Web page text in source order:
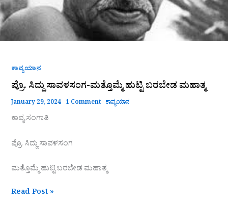
ಕಾವ್ಯಯಾನ
ಪ್ರೊ. ಸಿದ್ದು ಸಾವಳಸಂಗ-ಮತ್ತೊಮ್ಮೆ ಹುಟ್ಟಿ ಬರಬೇಡ ಮಹಾತ್ಮ
January 29, 2024 1 Comment ಕಾವ್ಯಯಾನ
ಕಾವ್ಯ ಸಂಗಾತಿ
ಪ್ರೊ. ಸಿದ್ದು ಸಾವಳಸಂಗ
ಮತ್ತೊಮ್ಮೆ ಹುಟ್ಟಿ ಬರಬೇಡ ಮಹಾತ್ಮ
Read Post »